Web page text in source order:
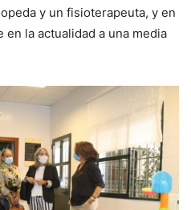
y un fisioterapeuta, y en
la actualidad a una media